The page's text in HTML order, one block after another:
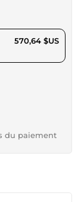
570,64 $US
du paiement